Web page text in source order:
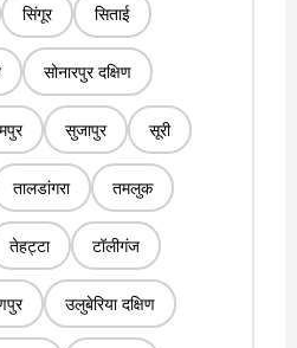
सिंगूर सिताई
सोनारपुर दक्षिण
सुजापुर सूरी
तालडांगरा तमलुक
तेहट्टा टॉलीगंज
उलुबेरिया दक्षिण